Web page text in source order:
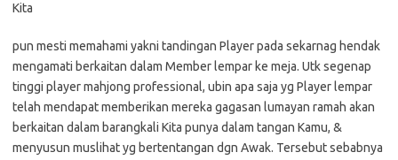
Kita
pun mesti memahami yakni tandingan Player pada sekarnag hendak
mengamati berkaitan dalam Member lempar ke meja. Utk segenap
tinggi player mahjong professional, ubin apa saja yg Player lempar
telah mendapat memberikan mereka gagasan lumayan ramah akan
berkaitan dalam barangkali Kita punya dalam tangan Kamu, &
menyusun muslihat yg bertentangan dgn Awak. Tersebut sebabnya